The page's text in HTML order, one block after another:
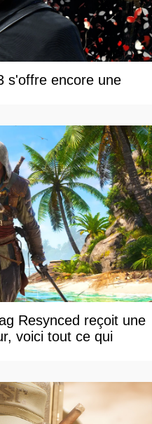
s'offre encore une
Resynced reçoit une
voici tout ce qui